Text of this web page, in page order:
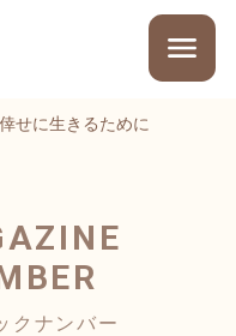
せに生きるために
クナンバー